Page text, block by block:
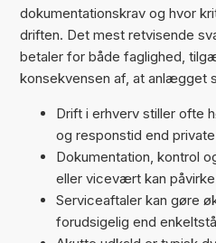
dokumentationskrav og hvor
driften. Det mest retvisende
betaler for både faglighed,
konsekvensen af, at anlægget
Drift i erhverv stiller ofte
og responstid end
Dokumentation, kontrol
eller vicevært kan
Serviceaftaler kan gøre
forudsigelig end